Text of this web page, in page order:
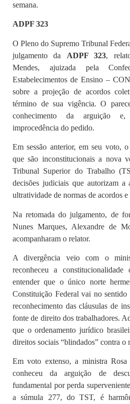
semana.
ADPF 323
O Pleno do Supremo Tribunal
julgamento da ADPF 323,
Mendes, ajuizada pela
Estabelecimentos de Ensino –
sobre a projeção de acordos
término de sua vigência. O
conhecimento da arguição e,
improcedência do pedido.
Em sessão anterior, em seu voto,
que são inconstitucionais a nova
Tribunal Superior do Trabalho
decisões judiciais que autorizam
ultratividade de normas de acordos
Na retomada do julgamento, de
Nunes Marques, Alexandre de
acompanharam o relator.
A divergência veio com o
reconheceu a
entender que o único norte
Constituição Federal vai no
reconhecimento das cláusulas de
fonte de direito dos trabalhadores.
que o ordenamento jurídico
direitos sociais “blindados” contra o
Em voto extenso, a ministra
conheceu da arguição de
fundamental por perda
a súmula 277, do TST, é